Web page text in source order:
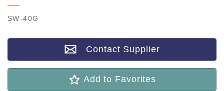
SW-40G
Contact Supplier
Add to Favorites